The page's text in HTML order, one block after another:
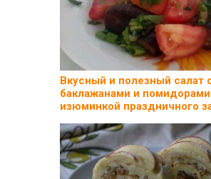
Вкусный и полезный салат
баклажанами и
изюминкой праздничного